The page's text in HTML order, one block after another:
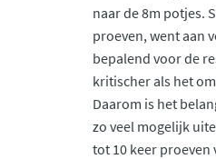
naar de 8m potjes.
proeven, went aan
bepalend voor de
kritischer als het
Daarom is het
zo veel mogelijk
tot 10 keer proeven